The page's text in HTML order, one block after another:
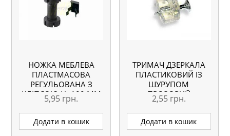
НОЖКА МЕБЛЕВА
ПЛАСТМАСОВА
РЕГУЛЬОВАНА З
КЛІПСОЮ H=100 ММ
5,95 грн.
Додати в кошик
ТРИМАЧ ДЗЕРКАЛА
ПЛАСТИКОВИЙ ІЗ
ШУРУПОМ
ПРОЗОРИЙ
2,55 грн.
Додати в кошик